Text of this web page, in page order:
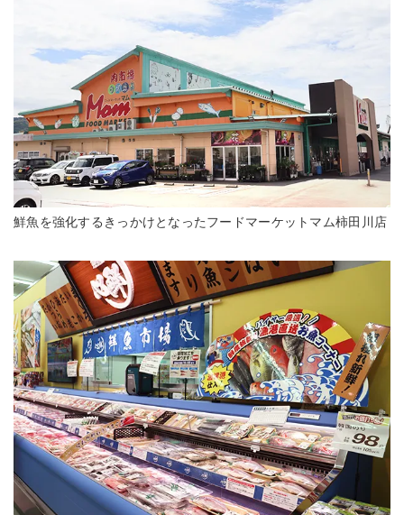
鮮魚を強化するきっかけとなったフードマーケットマム柿田川店